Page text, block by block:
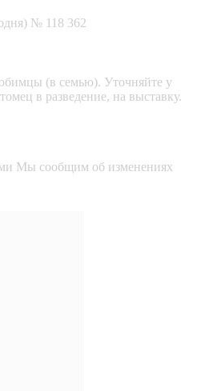
№ 118 362
(в семью). Уточняйте у
в разведение, на выставку.
Мы сообщим об изменениях